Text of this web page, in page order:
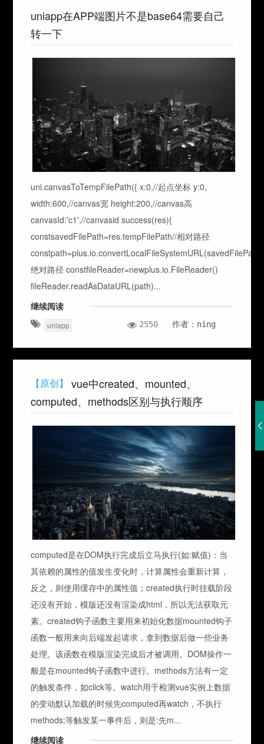
uniapp在APP端图片不是base64需要自己
转一下
uni.canvasToTempFilePath({ x:0,//起点坐标 y:0,
width:600,//canvas宽 height:200,//canvas高
canvasId:'c1',//canvasid success(res){
constsavedFilePath=res.tempFilePath//相对路径
绝对路径 constfileReader=newplus.io.FileReader()
fileReader.readAsDataURL(path)...
继续阅读
uniapp 2550 作者：ning
【原创】
vue中created、mounted、
computed、methods区别与执行顺序
computed是在DOM执行完成后立马执行(如:赋值)：当
其依赖的属性的值发生变化时，计算属性会重新计算，
反之，则使用缓存中的属性值；created执行时挂载阶段
还没有开始，模版还没有渲染成html，所以无法获取元
素。created钩子函数主要用来初始化数据mounted钩子
函数一般用来向后端发起请求，拿到数据后做一些业务
处理。该函数在模版渲染完成后才被调用。DOM操作一
般是在mounted钩子函数中进行。methods方法有一定
的触发条件，如click等。watch用于检测vue实例上数据
的变动默认加载的时候先computed再watch，不执行
methods;等触发某一事件后，则是:先m...
继续阅读
